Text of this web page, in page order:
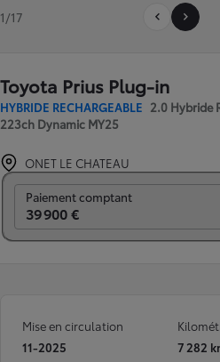
1/17
Toyota Prius Plug-in
HYBRIDE RECHARGEABLE 2.0 Hybride
223ch Dynamic MY25
ONET LE CHATEAU
Paiement comptant
39 900 €
Mise en circulation
11-2025
7 282